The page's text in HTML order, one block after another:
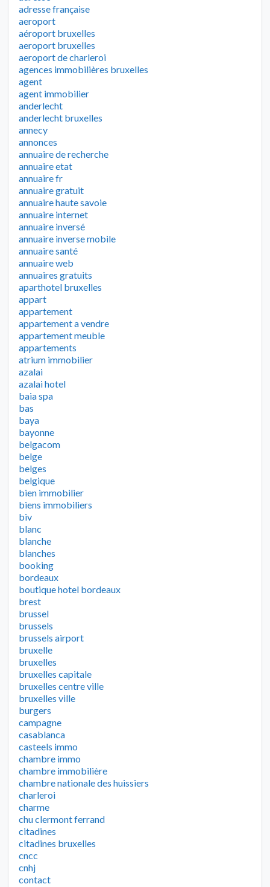
adresse française
aeroport
aéroport bruxelles
aeroport bruxelles
aeroport de charleroi
agences immobilières bruxelles
agent
agent immobilier
anderlecht
anderlecht bruxelles
annecy
annonces
annuaire de recherche
annuaire etat
annuaire fr
annuaire gratuit
annuaire haute savoie
annuaire internet
annuaire inversé
annuaire inverse mobile
annuaire santé
annuaire web
annuaires gratuits
aparthotel bruxelles
appart
appartement
appartement a vendre
appartement meuble
appartements
atrium immobilier
azalai
azalai hotel
baia spa
bas
baya
bayonne
belgacom
belge
belges
belgique
bien immobilier
biens immobiliers
biv
blanc
blanche
blanches
booking
bordeaux
boutique hotel bordeaux
brest
brussel
brussels
brussels airport
bruxelle
bruxelles
bruxelles capitale
bruxelles centre ville
bruxelles ville
burgers
campagne
casablanca
casteels immo
chambre immo
chambre immobilière
chambre nationale des huissiers
charleroi
charme
chu clermont ferrand
citadines
citadines bruxelles
cncc
cnhj
contact